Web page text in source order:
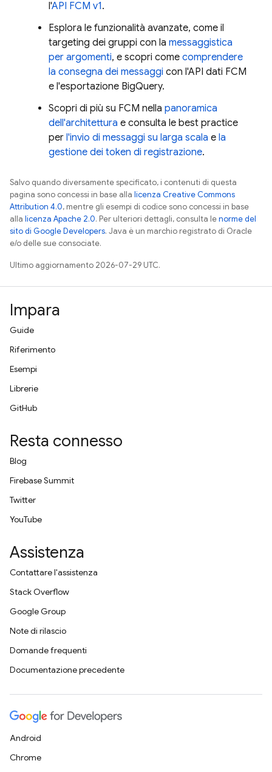
l'API FCM v1.
Esplora le funzionalità avanzate, come il
targeting dei gruppi con la messaggistica
per argomenti, e scopri come comprendere
la consegna dei messaggi con l'API dati FCM
e l'esportazione BigQuery.
Scopri di più su FCM nella panoramica
dell'architettura e consulta le best practice
per l'invio di messaggi su larga scala e la
gestione dei token di registrazione.
Salvo quando diversamente specificato, i contenuti di questa
pagina sono concessi in base alla licenza Creative Commons
Attribution 4.0, mentre gli esempi di codice sono concessi in base
alla licenza Apache 2.0. Per ulteriori dettagli, consulta lenorme del
sito di Google Developers. Java è un marchio registrato di Oracle
e/o delle sue consociate.
Ultimo aggiornamento 2026-07-29 UTC.
Impara
Guide
Riferimento
Esempi
Librerie
GitHub
Resta connesso
Blog
Firebase Summit
Twitter
YouTube
Assistenza
Contattare l'assistenza
Stack Overflow
Google Group
Note di rilascio
Domande frequenti
Documentazione precedente
Android
Chrome